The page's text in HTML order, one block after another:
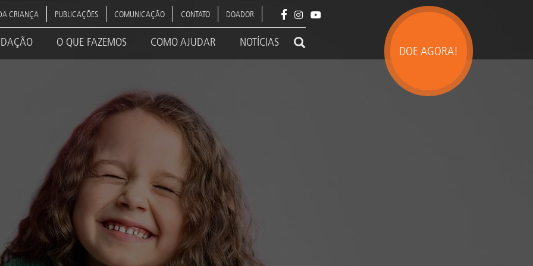
DOE AGORA!
CRIANÇA PUBLICAÇÕES COMUNICAÇÃO CONTATO DOADOR
O QUE FAZEMOS COMO AJUDAR NOTÍCIAS